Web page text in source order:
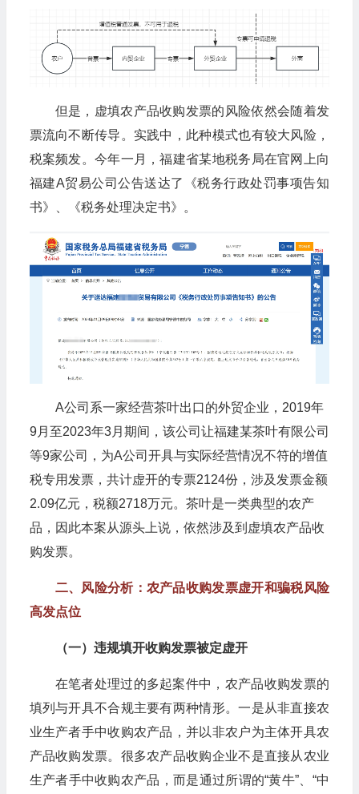
但是，虚填农产品收购发票的风险依然会随着发
票流向不断传导。实践中，此种模式也有较大风险，
税案频发。今年一月，福建省某地税务局在官网上向
福建A贸易公司公告送达了《税务行政处罚事项告知
书》、《税务处理决定书》。
A公司系一家经营茶叶出口的外贸企业，2019年
9月至2023年3月期间，该公司让福建某茶叶有限公司
等9家公司，为A公司开具与实际经营情况不符的增值
税专用发票，共计虚开的专票2124份，涉及发票金额
2.09亿元，税额2718万元。茶叶是一类典型的农产
品，因此本案从源头上说，依然涉及到虚填农产品收
购发票。
二、风险分析：农产品收购发票虚开和骗税风险
高发点位
（一）违规填开收购发票被定虚开
在笔者处理过的多起案件中，农产品收购发票的
填列与开具不合规主要有两种情形。一是从非直接农
业生产者手中收购农产品，并以非农户为主体开具农
产品收购发票。很多农产品收购企业不是直接从农业
生产者手中收购农产品，而是通过所谓的“黄牛”、“中